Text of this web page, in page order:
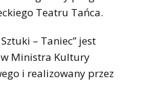
Teatru Tańca.
– Taniec” jest
Ministra Kultury
i realizowany przez